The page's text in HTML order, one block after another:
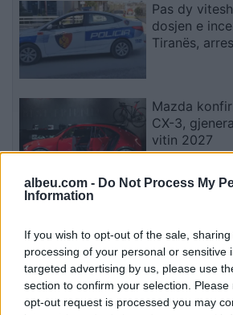
albeu.com - Do Not Process My
Information
If you wish to opt-out of the sale,
processing of your personal or sensitive
targeted advertising by us, please use
section to confirm your selection.
opt-out request is processed you may
Pas dy
dosjen e
Tiranës,
Mazda
CX-3,
vitin 2027
do të ishte
Arrestohet